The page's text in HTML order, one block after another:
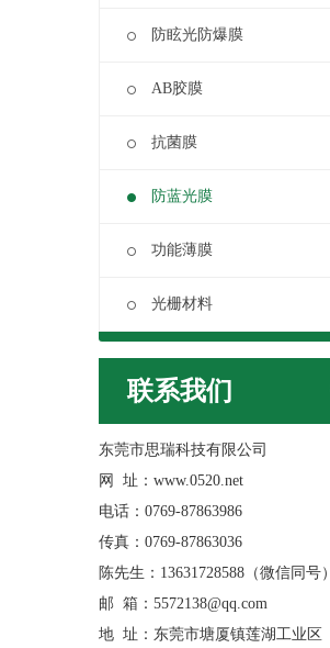
防眩光防爆膜
AB胶膜
抗菌膜
防蓝光膜
功能薄膜
光栅材料
联系我们
东莞市思瑞科技有限公司
网 址：www.0520.net
电话：0769-87863986
传真：0769-87863036
陈先生：13631728588（微信同号）
邮 箱：5572138@qq.com
地 址：东莞市塘厦镇莲湖工业区